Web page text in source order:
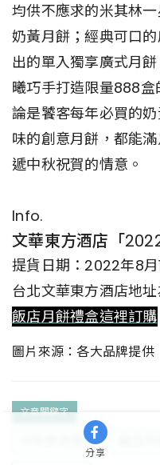
均供不應求的米其林
奶黃月餅；經典可口
出的單入獨享廣式月
曦巧手打造限量888
論是饕客每年必買的
味的創意月餅，都能
遞中秋祝賀的情意。
Info.
文華東方酒店「
提貨日期：2022年8
台北文華東方酒店地
飯店月餅禮盒這裡訂購
圖片來源：各大品牌提供
文章關鍵字
中秋節怎麼過
分享